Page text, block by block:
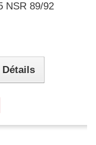
NSR 89/92
Détails